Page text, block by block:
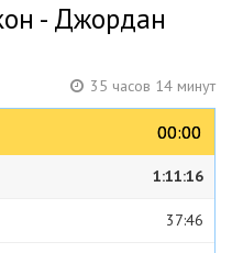
- Джордан
35 часов 14 минут
00:00
00:00
1:11:16
37:46